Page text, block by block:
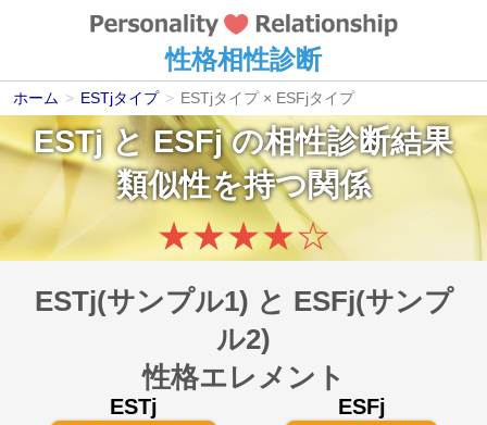
性格相性診断
ホーム > ESTjタイプ > ESTjタイプ × ESFjタイプ
ESTjと ESFjの相性診断結果
類似性を持つ関係
★★★★☆
ESTj(サンプル1) と ESFj(サンプ
ル2)
性格エレメント
ESTj ESFj